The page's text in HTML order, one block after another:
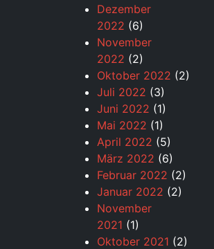
Dezember
2022 (6)
November
2022 (2)
Oktober 2022 (2)
Juli 2022 (3)
Juni 2022 (1)
Mai 2022 (1)
April 2022 (5)
März 2022 (6)
Februar 2022 (2)
Januar 2022 (2)
November
2021 (1)
Oktober 2021 (2)